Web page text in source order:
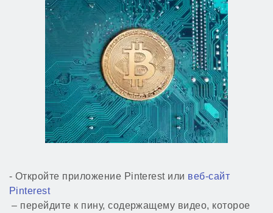
- Откройте приложение Pinterest или веб-сайт
Pinterest
– перейдите к пину, содержащему видео, которое